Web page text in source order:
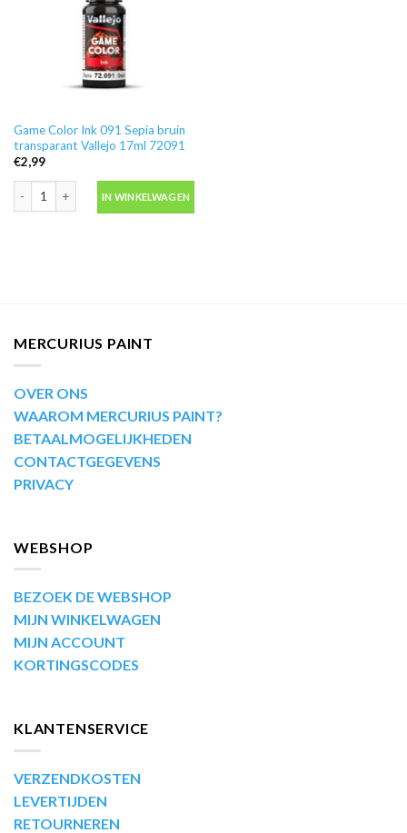
Game Color Ink 091 Sepia bruin
transparant Vallejo 17ml 72091
€2,99
IN WINKELWAGEN
MERCURIUS PAINT
OVER ONS
WAAROM MERCURIUS PAINT?
BETAALMOGELIJKHEDEN
CONTACTGEGEVENS
PRIVACY
WEBSHOP
BEZOEK DE WEBSHOP
MIJN WINKELWAGEN
MIJN ACCOUNT
KORTINGSCODES
KLANTENSERVICE
VERZENDKOSTEN
LEVERTIJDEN
RETOURNEREN